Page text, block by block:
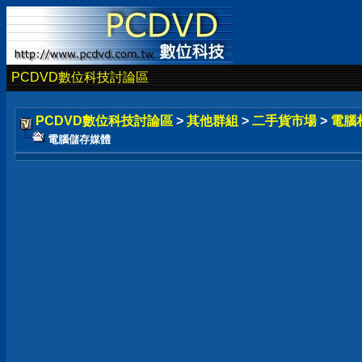
PCDVD數位科技討論區
PCDVD數位科技討論區 > 其他群組 > 二手貨市場 > 電腦
電腦儲存媒體